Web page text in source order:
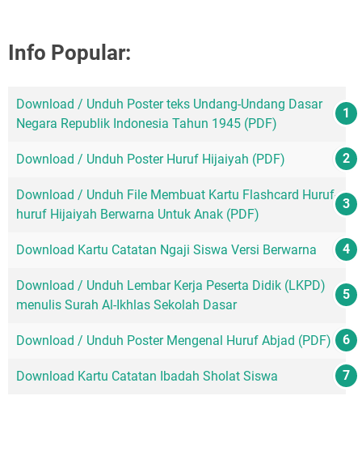
Info Popular:
Download / Unduh Poster teks Undang-Undang Dasar
Negara Republik Indonesia Tahun 1945 (PDF)
Download / Unduh Poster Huruf Hijaiyah (PDF)
Download / Unduh File Membuat Kartu Flashcard Huruf-
huruf Hijaiyah Berwarna Untuk Anak (PDF)
Download Kartu Catatan Ngaji Siswa Versi Berwarna
Download / Unduh Lembar Kerja Peserta Didik (LKPD)
menulis Surah Al-Ikhlas Sekolah Dasar
Download / Unduh Poster Mengenal Huruf Abjad (PDF)
Download Kartu Catatan Ibadah Sholat Siswa